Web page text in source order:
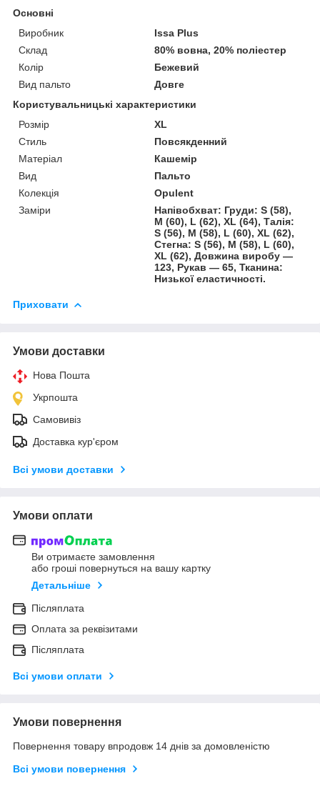
Основні
Виробник
Issa Plus
Склад
80% вовна, 20% поліестер
Колір
Бежевий
Вид пальто
Довге
Користувальницькі характеристики
Розмір
XL
Стиль
Повсякденний
Матеріал
Кашемір
Вид
Пальто
Колекція
Opulent
Заміри
Напівобхват: Груди: S (58),
M (60), L (62), XL (64), Талія:
S (56), M (58), L (60), XL (62),
Стегна: S (56), M (58), L (60),
XL (62), Довжина виробу —
123, Рукав — 65, Тканина:
Низької еластичності.
Приховати
Умови доставки
Нова Пошта
Укрпошта
Самовивіз
Доставка кур'єром
Всі умови доставки
Умови оплати
Ви отримаєте замовлення
або гроші повернуться на вашу картку
Детальніше
Післяплата
Оплата за реквізитами
Післяплата
Всі умови оплати
Умови повернення
Повернення товару впродовж 14 днів за домовленістю
Всі умови повернення